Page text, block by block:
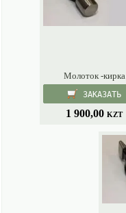
ЗАКАЗАТЬ
1 900,00 KZT
Молоток -кирка